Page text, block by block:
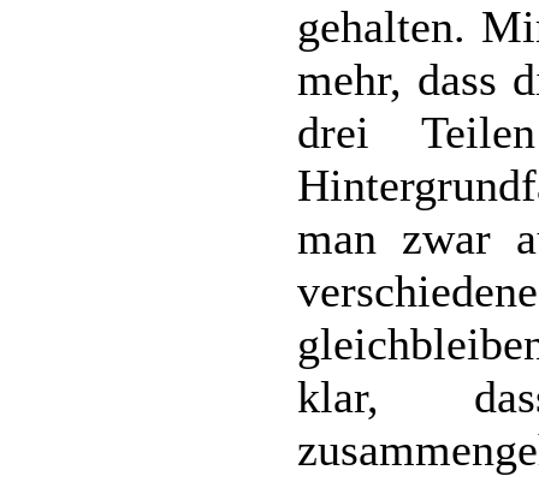
gehalten.
mehr, dass
drei
man zwar
klar,